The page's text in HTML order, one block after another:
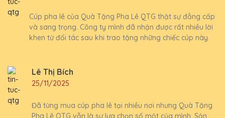
Cúp pha lê của Quà Tặng Pha Lê QTG thật sự đẳng cấp
và sang trọng. Công ty mình đã nhận được rất nhiều lời
khen từ đối tác sau khi trao tặng những chiếc cúp này.
Lê Thị Bích
25/11/2025
Đã từng mua cúp pha lê tại nhiều nơi nhưng Quà Tặng
Pha Lê QTG vẫn là sự lựa chọn số một của mình. Sản